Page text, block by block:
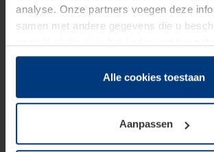
analyse. Onze partners voegen deze
samen met andere gegevens die u
dienstverlening hebben verzameld.
Juridisch zijn wij gerechtigd om cookies
onze pagina's absoluut noodzakelijk is.
soorten cookies is uw toestemming
toestemming kunt u op elk moment bij
Alle cookies toestaan
Aanpassen